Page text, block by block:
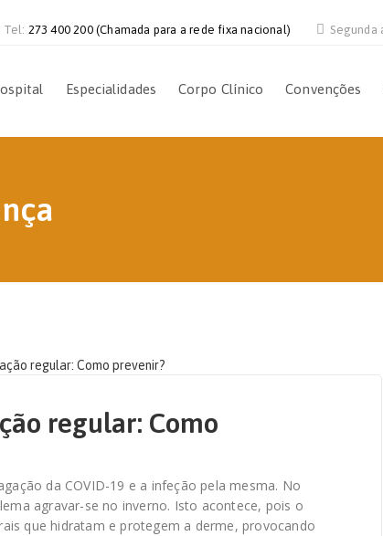
Tel: 273 400 200 (Chamada para a rede fixa nacional) Segunda
Especialidades Corpo Clínico Convenções
regular: Como
da COVID-19 e a infeção pela mesma. No
agravar-se no inverno. Isto acontece, pois o
que hidratam e protegem a derme, provocando